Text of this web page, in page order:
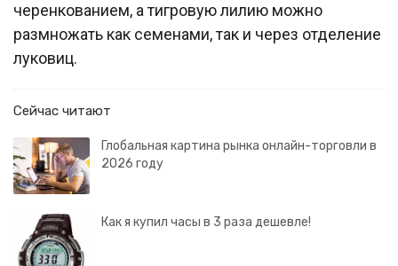
черенкованием, а тигровую лилию можно
размножать как семенами, так и через отделение
луковиц.
Сейчас читают
Глобальная картина рынка онлайн-торговли в
2026 году
Как я купил часы в 3 раза дешевле!